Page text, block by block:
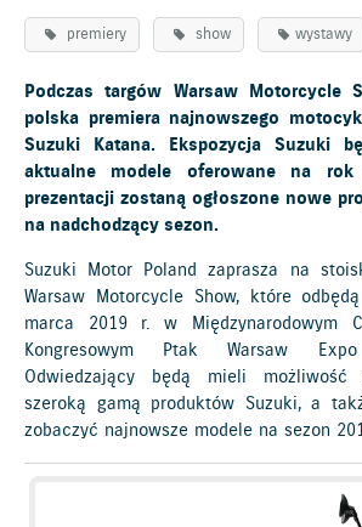
premiery show wystawy
Podczas targów Warsaw Motorcycle
polska premiera najnowszego
Suzuki Katana. Ekspozycja Suzuki
aktualne modele oferowane na
prezentacji zostaną ogłoszone nowe
na nadchodzący sezon.
Suzuki Motor Poland zaprasza na
Warsaw Motorcycle Show, które
marca 2019 r. w Międzynarodowym
Kongresowym Ptak Warsaw
Odwiedzający będą mieli
szeroką gamą produktów Suzuki, a
zobaczyć najnowsze modele na sezon